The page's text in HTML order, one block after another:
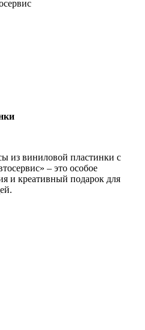
из виниловой пластинки с
– это особое
и креативный подарок для